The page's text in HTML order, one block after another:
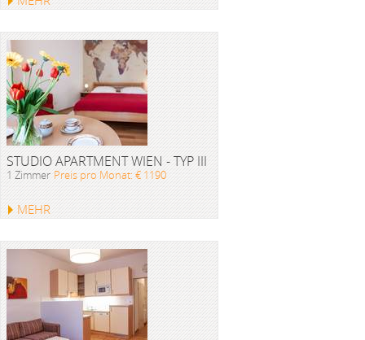
STUDIO APARTMENT WIEN - TYP III
1 Zimmer Preis pro Monat: € 1190
MEHR